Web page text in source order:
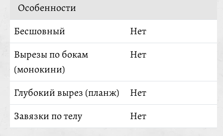
Особенности
Бесшовный
Нет
Вырезы по бокам
(монокини)
Нет
Глубокий вырез (планж)
Нет
Завязки по телу
Нет